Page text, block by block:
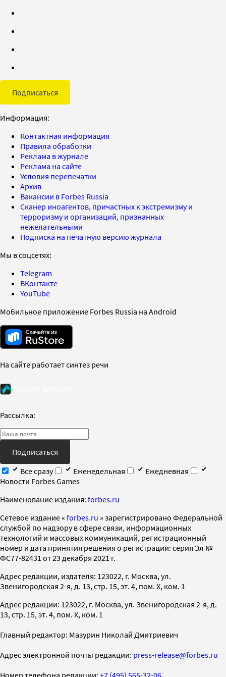
Подписаться
Информация:
Контактная информация
Правила обработки
Реклама в журнале
Реклама на сайте
Условия перепечатки
Архив
Вакансии в Forbes Russia
Сканер иноагентов, причастных к экстремизму и
терроризму и организаций, признанных
нежелательными
Подписка на печатную версию журнала
Мы в соцсетях:
Telegram
ВКонтакте
YouTube
Мобильное приложение Forbes Russia на Android
На сайте работает синтез речи
Рассылка:
Подписаться
Все сразу
Еженедельная
Ежедневная
Новости Forbes Games
Наименование издания: forbes.ru
Cетевое издание « forbes.ru » зарегистрировано Федеральной
службой по надзору в сфере связи, информационных
технологий и массовых коммуникаций, регистрационный
номер и дата принятия решения о регистрации: серия Эл №
ФС77-82431 от 23 декабря 2021 г.
Адрес редакции, издателя: 123022, г. Москва, ул.
Звенигородская 2-я, д. 13, стр. 15, эт. 4, пом. X, ком. 1
Адрес редакции: 123022, г. Москва, ул. Звенигородская 2-я, д.
13, стр. 15, эт. 4, пом. X, ком. 1
Главный редактор: Мазурин Николай Дмитриевич
Адрес электронной почты редакции: press-release@forbes.ru
Номер телефона редакции: +7 (495) 565-32-06